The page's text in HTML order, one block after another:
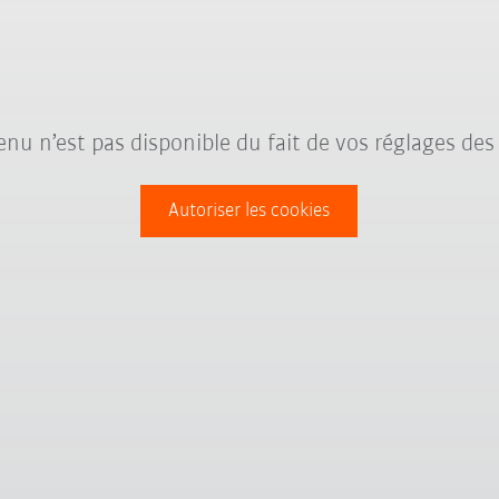
n’est pas disponible du fait de vos réglages
Autoriser les cookies